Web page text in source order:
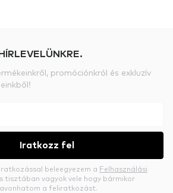
promóciónkról és exkluzív
Iratkozz fel
beleegyezem a Felhasználási
tisztában vagyok vele hogy bármikor
a feliratkozást.